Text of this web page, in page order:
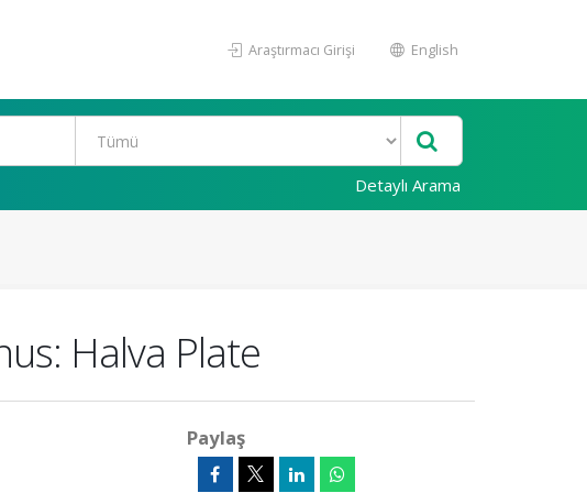
Araştırmacı Girişi English
Detaylı Arama
Halva Plate
Paylaş